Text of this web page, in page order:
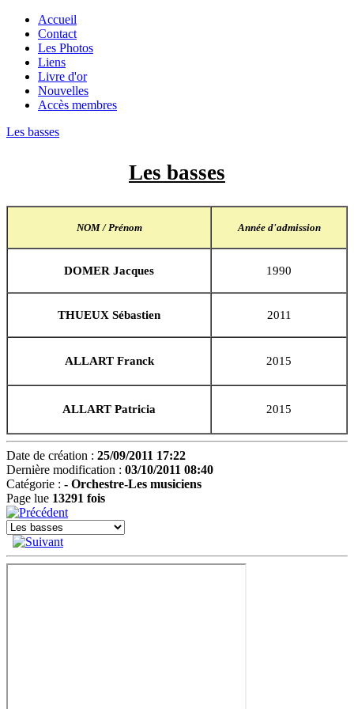
Accueil
Contact
Les Photos
Liens
Livre d'or
Nouvelles
Accès membres
Les basses
Les basses
NOM / Prénom Année d'admission
DOMER Jacques 1990
THUEUX Sébastien 2011
ALLART Franck 2015
ALLART Patricia 2015
Date de création : 25/09/2011 17:22
Dernière modification : 03/10/2011 08:40
Catégorie : - Orchestre-Les musiciens
Page lue 13291 fois